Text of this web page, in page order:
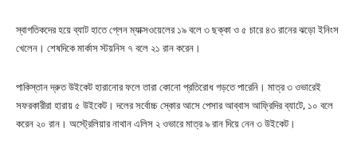
স্বাগতিকদের হয়ে ব্যাট হাতে গ্লেন ম্যাক্সওয়েলের ১৯ বলে ৩ ছক্কা ও ৫ চারে ৪৩ রানের ঝড়ো ইনিংস
খেলেন। শেষদিকে মার্কাস স্টয়নিস ৭ বলে ২১ রান করেন।
পাকিস্তান দ্রুত উইকেট হারানোর ফলে তারা কোনো প্রতিরোধ গড়তে পারেনি। মাত্র ৩ ওভারেই
সফরকারীরা হারায় ৫ উইকেট। দলের সর্বোচ্চ স্কোর আসে পেসার আব্বাস আফ্রিদির ব্যাটে, ১০ বলে
করেন ২০ রান। অস্ট্রেলিয়ার নাথান এলিস ২ ওভারে মাত্র ৯ রান দিয়ে নেন ৩ উইকেট।